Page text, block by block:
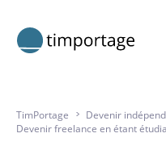
TimPortage > Devenir
Devenir freelance en étant